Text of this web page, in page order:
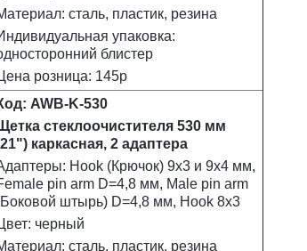
сталь, пластик, резина
упаковка:
блистер
розница: 145р
AWB-K-530
стеклоочистителя 530 мм
каркасная, 2 адаптера
Hook (Крючок) 9х3 и 9х4 мм,
pin arm D=4,8 мм, Male pin arm
штырь) D=4,8 мм, Hook 8x3
черный
сталь, пластик, резина